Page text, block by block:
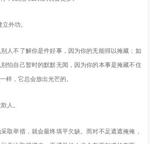
外功。
人不了解你是件好事，因为你的无能得以掩藏；如
怕自己暂时的默默无闻，因为你的本事是掩藏不住
样，它总会放出光芒的。
人。
取举措，就会最终填平欠缺。而对不足遮遮掩掩，